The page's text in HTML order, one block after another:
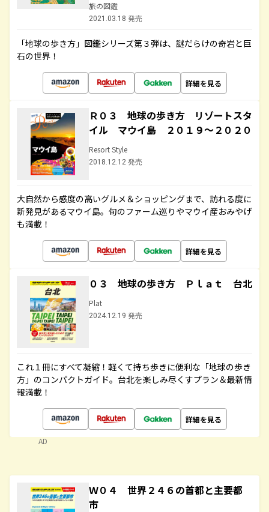
旅の図鑑
2021.03.18 発売
「地球の歩き方」図鑑シリーズ第３弾は、謎だらけの奇岩と巨
石の世界！
詳細を見る
Ｒ０３ 地球の歩き方 リゾートスタ
イル マウイ島 ２０１９～２０２０
Resort Style
2018.12.12 発売
大自然から感度の高いグルメ＆ショッピングまで、訪れる度に
新発見があるマウイ島。旬のファーム巡りやマウイ産おみやげ
も満載！
詳細を見る
０３ 地球の歩き方 Ｐｌａｔ 台北
Plat
2024.12.19 発売
これ１冊にすべて凝縮！軽くて持ち歩きに便利な「地球の歩き
方」のコンパクトガイド。台北を楽しみ尽くすプラン＆最新情
報満載！
詳細を見る
AD
Ｗ０４ 世界２４６の首都と主要都
市